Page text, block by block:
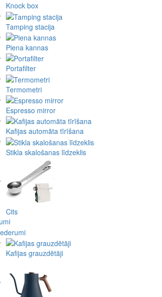
Knock box
Tamping stacija
Piena kannas
Portafilter
Termometri
Espresso mirror
Kafijas automāta tīrīšana
Stikla skalošanas līdzeklis
Cits
Kafijas grauzdētāji